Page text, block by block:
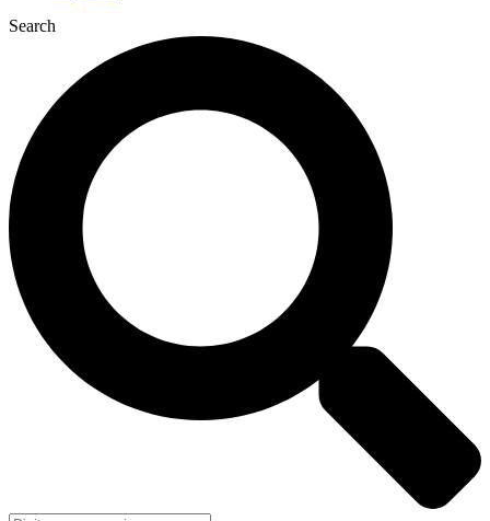
Search